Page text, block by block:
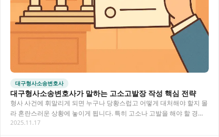
대구형사소송변호사
대구형사소송변호사가 말하는 고소고발장 작성 핵심 전략
형사 사건에 휘말리게 되면 누구나 당황스럽고 어떻게 대처해야 할지 몰
라 혼란스러운 상황에 놓이게 됩니다. 특히 고소나 고발을 해야 할 경우,
어떻게 고소고발장을 작성해야 하는지부터…
2025.11.17